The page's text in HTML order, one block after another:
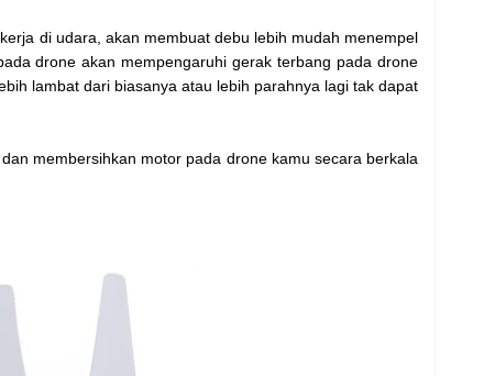
di udara, akan membuat debu lebih mudah menempel
drone akan mempengaruhi gerak terbang pada drone
lambat dari biasanya atau lebih parahnya lagi tak dapat
membersihkan motor pada drone kamu secara berkala